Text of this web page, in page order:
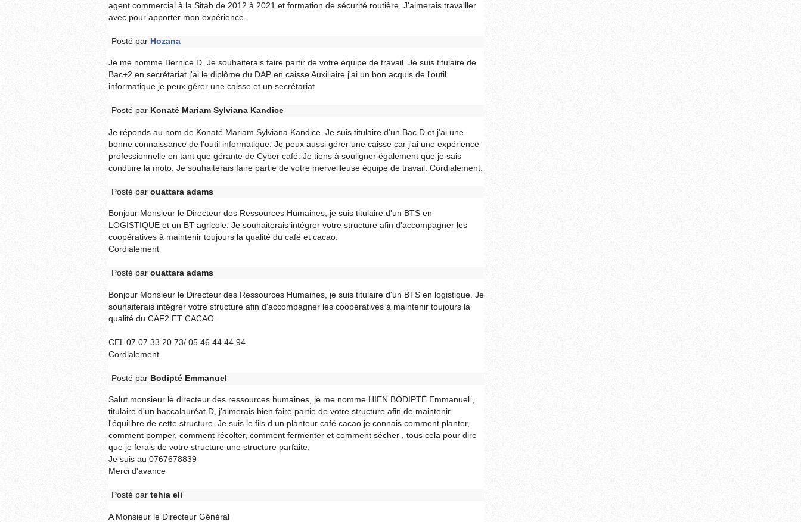
agent commercial à la Sitab de 2012 à 2021 et formation de sécurité routière. J'aimerais travailler
avec pour apporter mon expérience.
Posté par Hozana
Je me nomme Bernice D. Je souhaiterais faire partir de votre équipe de travail. Je suis titulaire de
Bac+2 en secrétariat j'ai le diplôme du DAP en caisse Auxiliaire j'ai un bon acquis de l'outil
informatique je peux gérer une caisse et un secrétariat
Posté par Konaté Mariam Sylviana Kandice
Je réponds au nom de Konaté Mariam Sylviana Kandice. Je suis titulaire d'un Bac D et j'ai une
bonne connaissance de l'outil informatique. Je peux aussi gérer une caisse car j'ai une expérience
professionnelle en tant que gérante de Cyber café. Je tiens à souligner également que je sais
conduire la moto. Je souhaiterais faire partie de votre merveilleuse équipe de travail. Cordialement.
Posté par ouattara adams
Bonjour Monsieur le Directeur des Ressources Humaines, je suis titulaire d'un BTS en
LOGISTIQUE et un BT agricole. Je souhaiterais intégrer votre structure afin d'accompagner les
coopératives à maintenir toujours la qualité du café et cacao.
Cordialement
Posté par ouattara adams
Bonjour Monsieur le Directeur des Ressources Humaines, je suis titulaire d'un BTS en logistique. Je
souhaiterais intégrer votre structure afin d'accompagner les coopératives à maintenir toujours la
qualité du CAF2 ET CACAO.
CEL 07 07 33 20 73/ 05 46 44 44 94
Cordialement
Posté par Bodipté Emmanuel
Salut monsieur le directeur des ressources humaines, je me nomme HIEN BODIPTÉ Emmanuel ,
titulaire d'un baccalauréat D, j'aimerais bien faire partie de votre structure afin de maintenir
l'équilibre de cette structure. Je suis le fils d un planteur café cacao je connais comment planter,
comment pomper, comment récolter, comment fermenter et comment sécher , tous cela pour dire
que je ferais de votre structure une structure parfaite.
Je suis au 0767678839
Merci d'avance
Posté par tehia eli
A Monsieur le Directeur Général